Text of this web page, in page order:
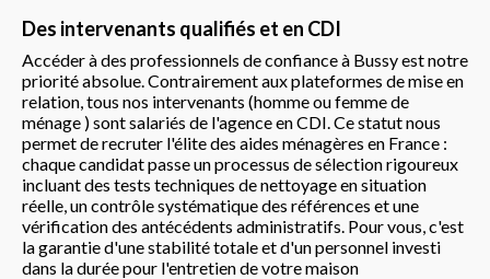
Des intervenants qualifiés et en CDI
Accéder à des professionnels de confiance à Bussy est notre
priorité absolue. Contrairement aux plateformes de mise en
relation, tous nos intervenants (homme ou femme de
ménage ) sont salariés de l'agence en CDI. Ce statut nous
permet de recruter l'élite des aides ménagères en France :
chaque candidat passe un processus de sélection rigoureux
incluant des tests techniques de nettoyage en situation
réelle, un contrôle systématique des références et une
vérification des antécédents administratifs. Pour vous, c'est
la garantie d'une stabilité totale et d'un personnel investi
dans la durée pour l'entretien de votre maison